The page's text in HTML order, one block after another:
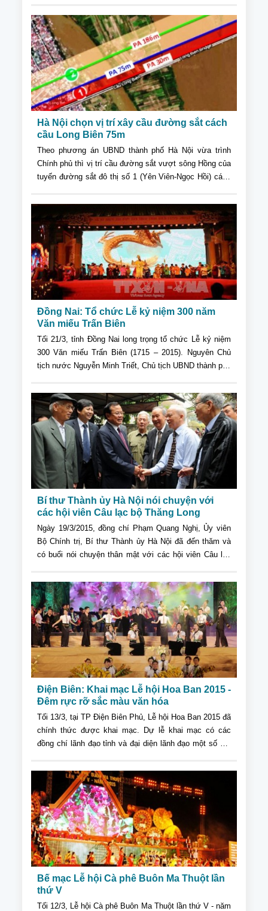
sử", gặp gỡ giữa cán bộ Công vận với cán bộ Công
đoàn đương nhiệm.
Hà Nội chọn vị trí xây cầu đường sắt cách
cầu Long Biên 75m
Theo phương án UBND thành phố Hà Nội vừa trình
Chính phủ thì vị trí cầu đường sắt vượt sông Hồng của
tuyến đường sắt đô thị số 1 (Yên Viên-Ngọc Hồi) cách
Đồng Nai: Tổ chức Lễ kỷ niệm 300 năm
Văn miếu Trấn Biên
Tối 21/3, tỉnh Đồng Nai long trọng tổ chức Lễ kỷ niệm
300 Văn miếu Trấn Biên (1715 – 2015). Nguyên Chủ
tịch nước Nguyễn Minh Triết, Chủ tịch UBND thành phố
Nam bộ và khoảng 2000 đại biểu đã đến dự buổi lễ.
Bí thư Thành ủy Hà Nội nói chuyện với
các hội viên Câu lạc bộ Thăng Long
Ngày 19/3/2015, đồng chí Phạm Quang Nghị, Ủy viên
Bộ Chính trị, Bí thư Thành ủy Hà Nội đã đến thăm và
có buổi nói chuyện thân mật với các hội viên Câu lạc
Điện Biên: Khai mạc Lễ hội Hoa Ban 2015 -
Đêm rực rỡ sắc màu văn hóa
Tối 13/3, tại TP Điện Biên Phủ, Lễ hội Hoa Ban 2015 đã
chính thức được khai mạc. Dự lễ khai mạc có các
đồng chí lãnh đạo tỉnh và đại diện lãnh đạo một số bộ,
bàn tỉnh.
Bế mạc Lễ hội Cà phê Buôn Ma Thuột lần
thứ V
Tối 12/3, Lễ hội Cà phê Buôn Ma Thuột lần thứ V - năm